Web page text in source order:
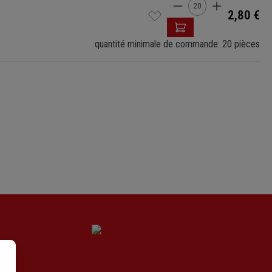
Quantité de
2,80 €
quantité minimale de commande: 20 pièces